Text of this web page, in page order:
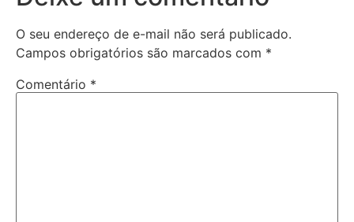
O seu endereço de e-mail não será publicado.
Campos obrigatórios são marcados com *
Comentário *